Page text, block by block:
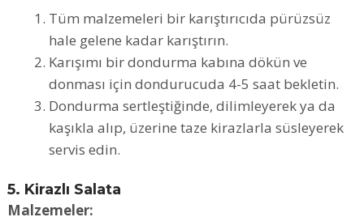
Tüm malzemeleri bir karıştırıcıda pürüzsüz
hale gelene kadar karıştırın.
Karışımı bir dondurma kabına dökün ve
donması için dondurucuda 4-5 saat bekletin.
Dondurma sertleştiğinde, dilimleyerek ya da
kaşıkla alıp, üzerine taze kirazlarla süsleyerek
servis edin.
5. Kirazlı Salata
Malzemeler: